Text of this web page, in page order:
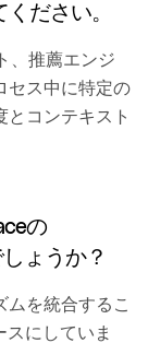
ださい。
、推薦エンジ
セス中に特定の
とコンテキスト
の
ょうか？
を統合するこ
にしていま